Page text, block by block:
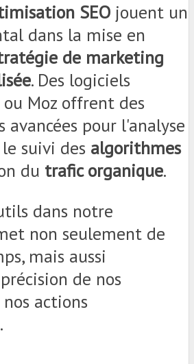
SEO jouent un
dans la mise en
de marketing
. Des logiciels
Moz offrent des
pour l'analyse
le suivi des algorithmes
du trafic organique.
dans notre
non seulement de
mais aussi
de nos
actions